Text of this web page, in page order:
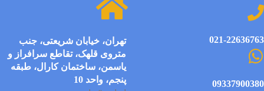
021-22636763
09337900380
تهران، خیابان شریعتی، جنب
متروی قلهک، تقاطع سرافراز و
یاسمن، ساختمان کارال، طبقه
پنجم، واحد 10